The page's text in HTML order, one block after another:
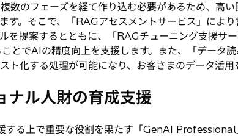
数のフェーズを経て作り込む必要があるため、高
す。そこで、「RAGアセスメントサービス」によ
を提案するとともに、「RAGチューニング支援サ
とでAIの精度向上を支援します。また、「データ
化する処理が可能になり、お客さまのデータ活用
ナル人財の育成支援
する上で重要な役割を果たす「GenAI